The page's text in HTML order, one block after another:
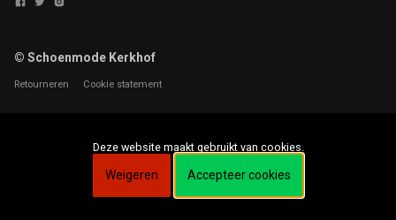
© Schoenmode Kerkhof
Retourneren Cookie statement
Deze website maakt gebruikt van cookies.
Weigeren Accepteer cookies